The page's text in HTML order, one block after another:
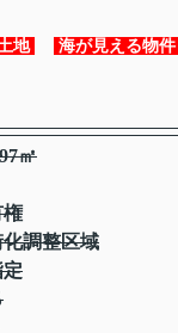
地 海が見える物件
㎡
権
調整区域
定